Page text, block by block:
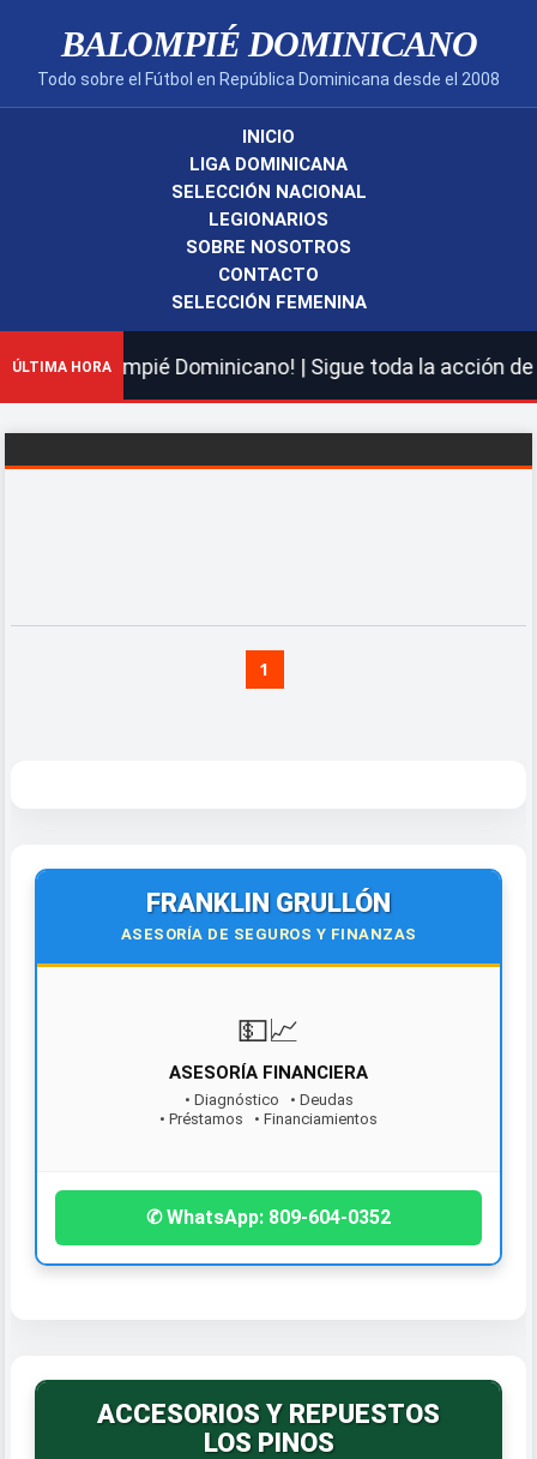
BALOMPIÉ DOMINICANO
Todo sobre el Fútbol en República Dominicana desde el 2008
INICIO
LIGA DOMINICANA
SELECCIÓN NACIONAL
LEGIONARIOS
SOBRE NOSOTROS
CONTACTO
SELECCIÓN FEMENINA
ÚLTIMA HORA
Balompié Dominicano! | Sigue toda la acción de
1
FRANKLIN GRULLÓN
ASESORÍA DE SEGUROS Y FINANZAS
💵📈
ASESORÍA FINANCIERA
• Diagnóstico • Deudas
• Préstamos • Financiamientos
¡Contáctanos hoy!
✆ WhatsApp: 809-604-0352
ACCESORIOS Y REPUESTOS
LOS PINOS